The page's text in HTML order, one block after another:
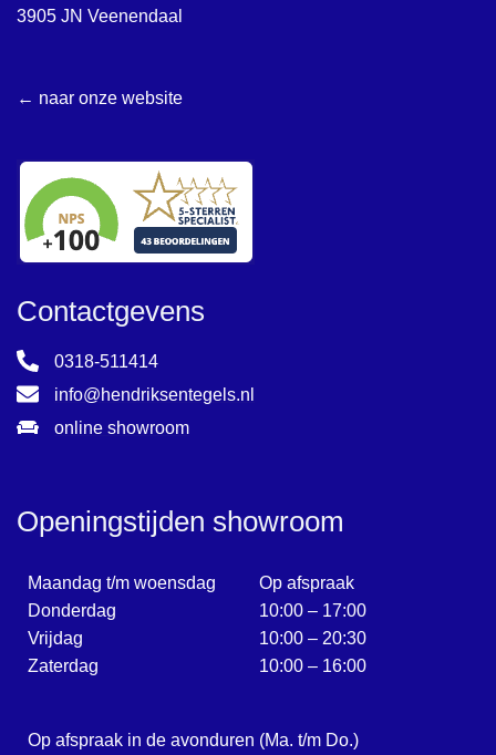
3905 JN Veenendaal
← naar onze website
Contactgevens
0318-511414
info@hendriksentegels.nl
online showroom
Openingstijden showroom
Maandag t/m woensdag
Donderdag
Vrijdag
Zaterdag
Op afspraak
10:00 – 17:00
10:00 – 20:30
10:00 – 16:00
Op afspraak in de avonduren (Ma. t/m Do.)